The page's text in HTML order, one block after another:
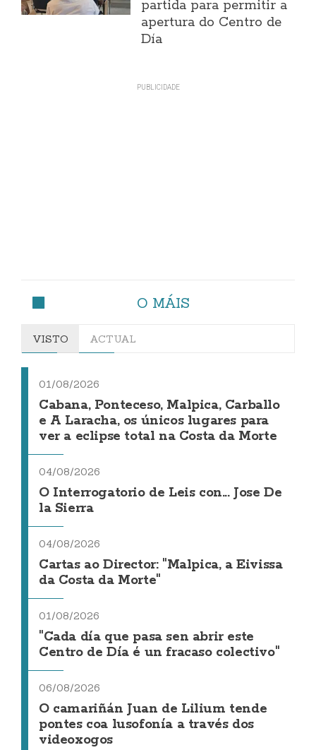
partida para permitir a
apertura do Centro de
Día
O MÁIS
VISTO ACTUAL
01/08/2026
Cabana, Ponteceso, Malpica, Carballo
e A Laracha, os únicos lugares para
ver a eclipse total na Costa da Morte
04/08/2026
O Interrogatorio de Leis con... Jose De
la Sierra
04/08/2026
Cartas ao Director: "Malpica, a Eivissa
da Costa da Morte"
01/08/2026
"Cada día que pasa sen abrir este
Centro de Día é un fracaso colectivo"
06/08/2026
O camariñán Juan de Lilium tende
pontes coa lusofonía a través dos
videoxogos